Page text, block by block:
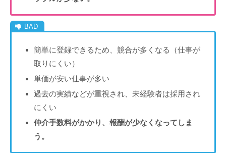
簡単に登録できるため、競合が多くなる（仕事が
取りにくい）
単価が安い仕事が多い
過去の実績などが重視され、未経験者は採用され
にくい
仲介手数料がかかり、報酬が少なくなってしま
う。